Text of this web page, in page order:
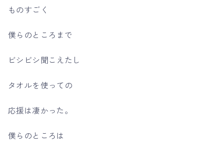
ものすごく
僕らのところまで
ビシビシ聞こえたし
タオルを使っての
応援は凄かった。
僕らのところは